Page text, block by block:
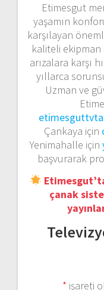
Etimesgut
yaşamın
karşılayan
kaliteli ekipman
arızalara karşı
yıllarca
Uzman ve
Çankaya için
Yenimahalle için
başvurarak
çanak
* işareti